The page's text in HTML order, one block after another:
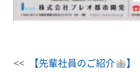
<< 【先輩社員のご紹介 】